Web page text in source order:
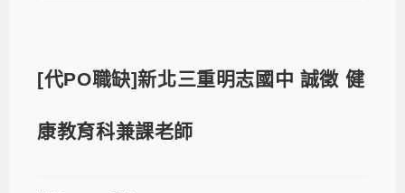
[代PO職缺]新北三重明志國中 誠徵 健
康教育科兼課老師